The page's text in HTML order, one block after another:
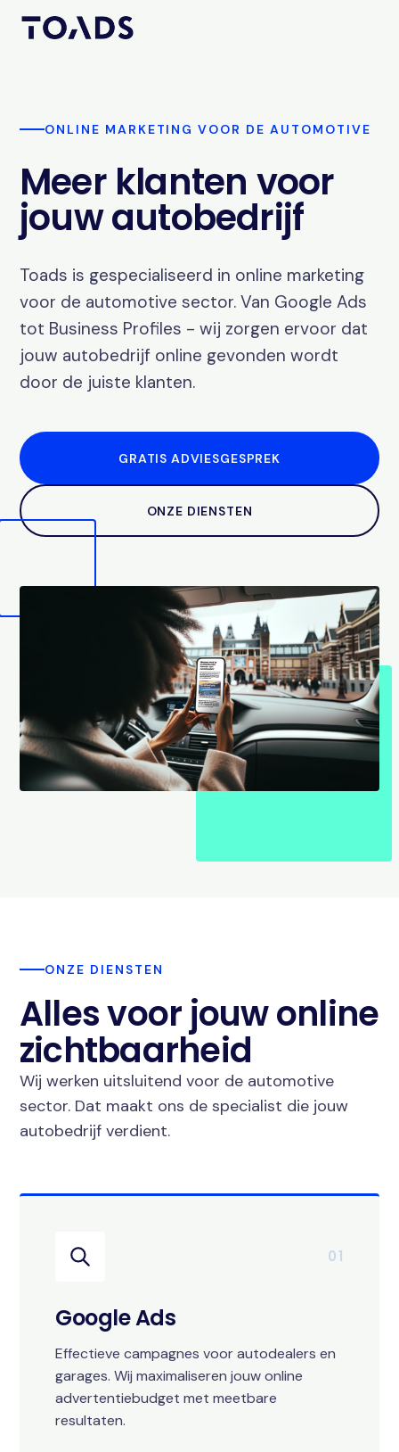
ONLINE MARKETING VOOR DE AUTOMOTIVE
Meer klanten voor
jouw autobedrijf
Toads is gespecialiseerd in online marketing
voor de automotive sector. Van Google Ads
tot Business Profiles - wij zorgen ervoor dat
jouw autobedrijf online gevonden wordt
door de juiste klanten.
GRATIS ADVIESGESPREK
ONZE DIENSTEN
ONZE DIENSTEN
Alles voor jouw online
zichtbaarheid
Wij werken uitsluitend voor de automotive
sector. Dat maakt ons de specialist die jouw
autobedrijf verdient.
01
Google Ads
Effectieve campagnes voor autodealers en
garages. Wij maximaliseren jouw online
advertentiebudget met meetbare
resultaten.